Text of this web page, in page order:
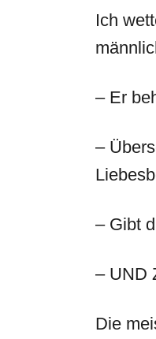
Ich
– Er
–
– Gibt
– UND
Die